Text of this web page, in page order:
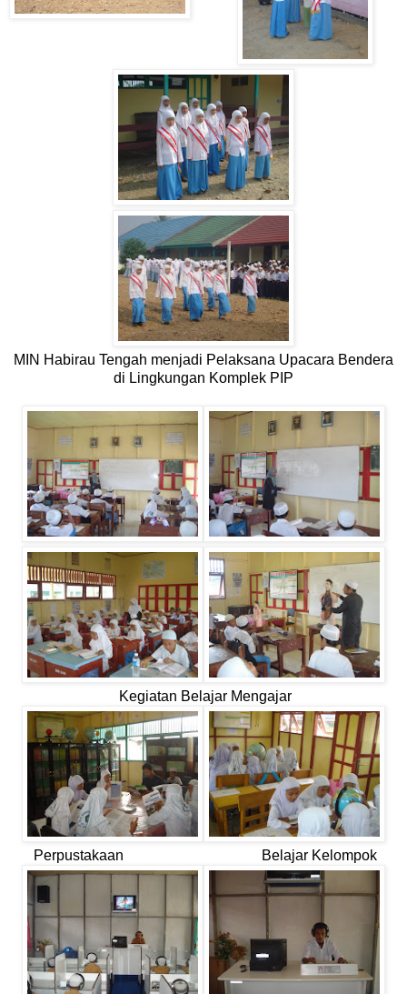
MIN Habirau Tengah menjadi Pelaksana Upacara Bendera
di Lingkungan Komplek PIP
Kegiatan Belajar Mengajar
Perpustakaan Belajar Kelompok